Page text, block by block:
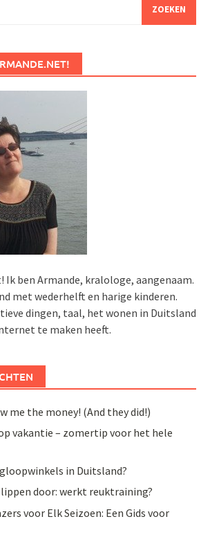
Ik ben Armande, kralologe, aangenaam.
met wederhelft en harige kinderen.
dingen, taal, het wonen in Duitsland
te maken heeft.
me the money! (And they did!)
vakantie – zomertip voor het hele
in Duitsland?
lippen door: werkt reuktraining?
voor Elk Seizoen: Een Gids voor